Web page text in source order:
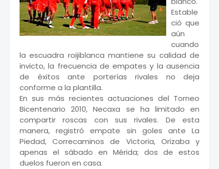
Estable
ció que
aún
cuando
la escuadra roijiblanca mantiene su calidad de
invicto, la frecuencia de empates y la ausencia
de éxitos ante porterías rivales no deja
conforme a la plantilla.
En sus más recientes actuaciones del Torneo
Bicentenario 2010, Necaxa se ha limitado en
compartir roscas con sus rivales. De esta
manera, registró empate sin goles ante La
Piedad, Correcaminos de Victoria, Orizaba y
apenas el sábado en Mérida; dos de estos
duelos fueron en casa.